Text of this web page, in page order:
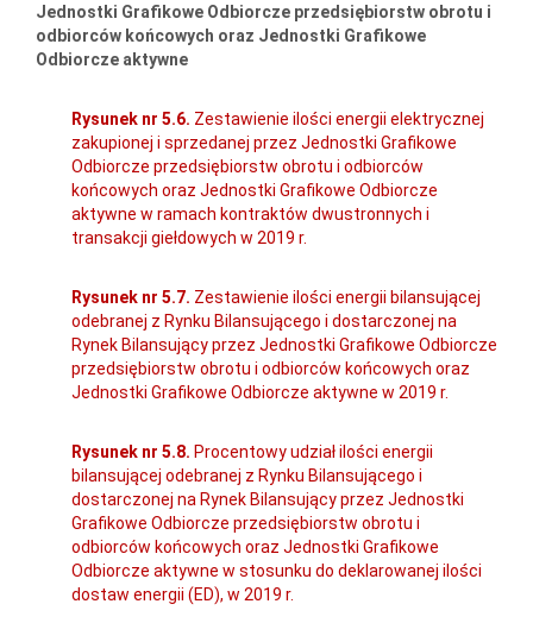
Jednostki Grafikowe Odbiorcze przedsiębiorstw obrotu i
odbiorców końcowych oraz Jednostki Grafikowe
Odbiorcze aktywne
Rysunek nr 5.6. Zestawienie ilości energii elektrycznej
zakupionej i sprzedanej przez Jednostki Grafikowe
Odbiorcze przedsiębiorstw obrotu i odbiorców
końcowych oraz Jednostki Grafikowe Odbiorcze
aktywne w ramach kontraktów dwustronnych i
transakcji giełdowych w 2019 r.
Rysunek nr 5.7. Zestawienie ilości energii bilansującej
odebranej z Rynku Bilansującego i dostarczonej na
Rynek Bilansujący przez Jednostki Grafikowe Odbiorcze
przedsiębiorstw obrotu i odbiorców końcowych oraz
Jednostki Grafikowe Odbiorcze aktywne w 2019 r.
Rysunek nr 5.8. Procentowy udział ilości energii
bilansującej odebranej z Rynku Bilansującego i
dostarczonej na Rynek Bilansujący przez Jednostki
Grafikowe Odbiorcze przedsiębiorstw obrotu i
odbiorców końcowych oraz Jednostki Grafikowe
Odbiorcze aktywne w stosunku do deklarowanej ilości
dostaw energii (ED), w 2019 r.